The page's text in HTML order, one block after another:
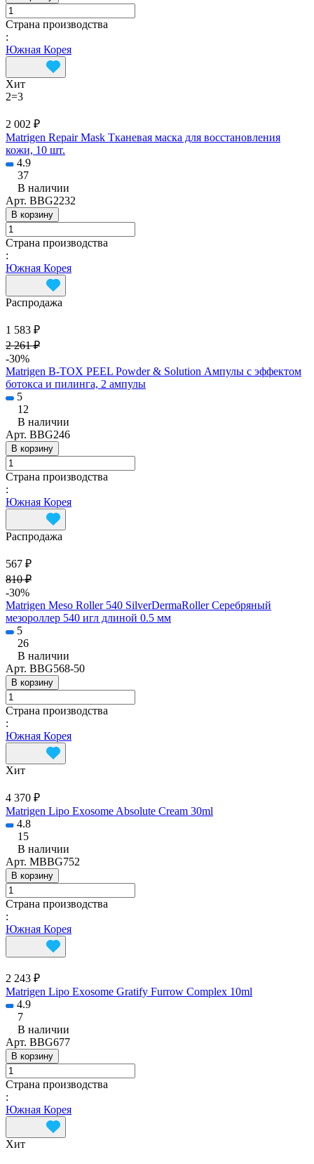
Страна производства
:
Южная Корея
Хит
2=3
2 002 ₽
Matrigen Repair Mask Тканевая маска для восстановления
кожи, 10 шт.
4.9
37
В наличии
Арт. BBG2232
В корзину
Страна производства
:
Южная Корея
Распродажа
1 583 ₽
2 261 ₽
-30%
Matrigen B-TOX PEEL Powder & Solution Ампулы с эффектом
ботокса и пилинга, 2 ампулы
5
12
В наличии
Арт. BBG246
В корзину
Страна производства
:
Южная Корея
Распродажа
567 ₽
810 ₽
-30%
Matrigen Meso Roller 540 SilverDermaRoller Серебряный
мезороллер 540 игл длиной 0.5 мм
5
26
В наличии
Арт. BBG568-50
В корзину
Страна производства
:
Южная Корея
Хит
4 370 ₽
Matrigen Lipo Exosome Absolute Cream 30ml
4.8
15
В наличии
Арт. MBBG752
В корзину
Страна производства
:
Южная Корея
2 243 ₽
Matrigen Lipo Exosome Gratify Furrow Complex 10ml
4.9
7
В наличии
Арт. BBG677
В корзину
Страна производства
:
Южная Корея
Хит